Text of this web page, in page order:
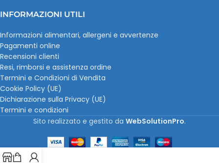
INFORMAZIONI UTILI
Informazioni alimentari, allergeni e avvertenze
Pagamenti online
Recensioni clienti
Resi, rimborsi e assistenza ordine
Termini e Condizioni di Vendita
Cookie Policy (UE)
Dichiarazione sulla Privacy (UE)
Termini e condizioni
Sito realizzato e gestito da WebSolutionPro.